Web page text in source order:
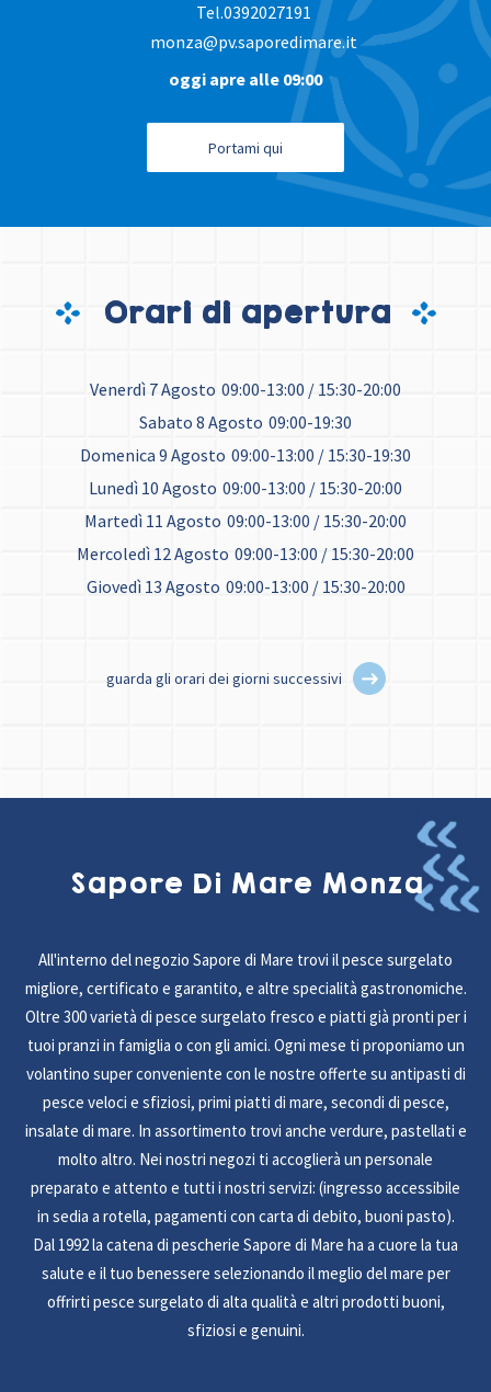
Tel.0392027191
monza@pv.saporedimare.it
oggi apre alle 09:00
Portami qui
Orari di apertura
Venerdì 7 Agosto 09:00-13:00 / 15:30-20:00
Sabato 8 Agosto 09:00-19:30
Domenica 9 Agosto 09:00-13:00 / 15:30-19:30
Lunedì 10 Agosto 09:00-13:00 / 15:30-20:00
Martedì 11 Agosto 09:00-13:00 / 15:30-20:00
Mercoledì 12 Agosto 09:00-13:00 / 15:30-20:00
Giovedì 13 Agosto 09:00-13:00 / 15:30-20:00
guarda gli orari dei giorni successivi
Sapore Di Mare Monza
All'interno del negozio Sapore di Mare trovi il pesce surgelato
migliore, certificato e garantito, e altre specialità gastronomiche.
Oltre 300 varietà di pesce surgelato fresco e piatti già pronti per i
tuoi pranzi in famiglia o con gli amici. Ogni mese ti proponiamo un
volantino super conveniente con le nostre offerte su antipasti di
pesce veloci e sfiziosi, primi piatti di mare, secondi di pesce,
insalate di mare. In assortimento trovi anche verdure, pastellati e
molto altro. Nei nostri negozi ti accoglierà un personale
preparato e attento e tutti i nostri servizi: (ingresso accessibile
in sedia a rotella, pagamenti con carta di debito, buoni pasto).
Dal 1992 la catena di pescherie Sapore di Mare ha a cuore la tua
salute e il tuo benessere selezionando il meglio del mare per
offrirti pesce surgelato di alta qualità e altri prodotti buoni,
sfiziosi e genuini.